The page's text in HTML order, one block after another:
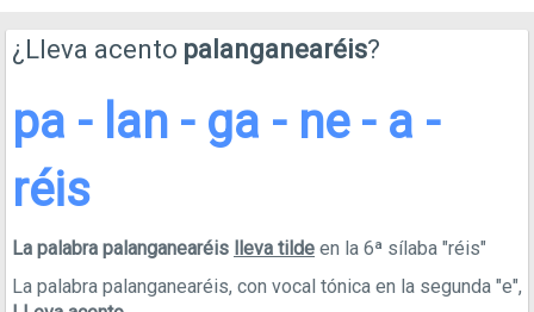
¿Lleva acento palanganearéis?
pa - lan - ga - ne - a -
réis
La palabra palanganearéis lleva tilde en la 6ª sílaba "réis"
La palabra palanganearéis, con vocal tónica en la segunda "e",